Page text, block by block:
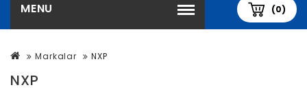
(0)
MENU
Markalar NXP
NXP